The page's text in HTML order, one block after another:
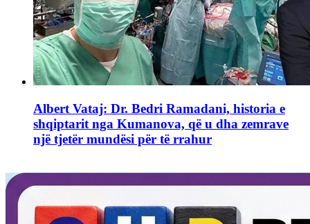
Albert Vataj: Dr. Bedri Ramadani, historia e
shqiptarit nga Kumanova, që u dha zemrave
një tjetër mundësi për të rrahur